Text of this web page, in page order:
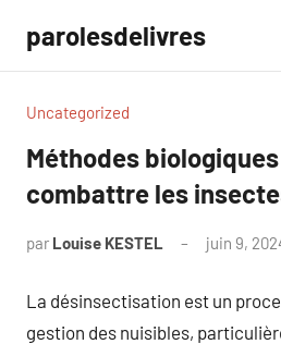
contenu
parolesdelivres
Uncategorized
Méthodes
combattre les
par Louise KESTEL juin 9,
La désinsectisation est un
gestion des nuisibles,